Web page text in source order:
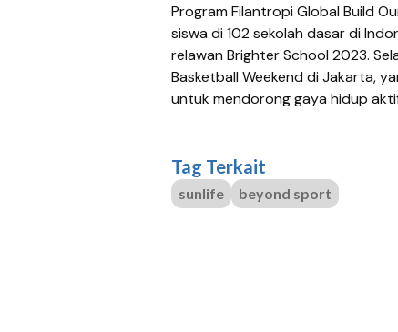
Program Filantropi Global Build
siswa di 102 sekolah dasar di
relawan Brighter School 2023.
Basketball Weekend di Jakarta,
untuk mendorong gaya hidup
Tag Terkait
sunlife beyond sport